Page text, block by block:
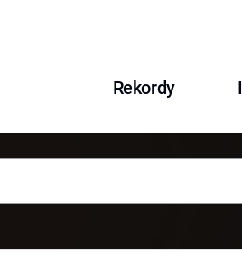
Rekordy